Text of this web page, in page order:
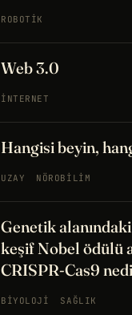
ROBOTIK
Web 3.0
İNTERNET
Hangisi beyin,
UZAY NÖROBILIM
Genetik
keşif Nobel ödülü
CRISPR-Cas9
BIYOLOJI SAĞLIK